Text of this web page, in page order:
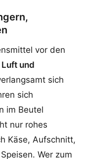
vor den
Luft und
sich
sich
im Beutel
nur rohes
Käse, Aufschnitt,
Wer zum